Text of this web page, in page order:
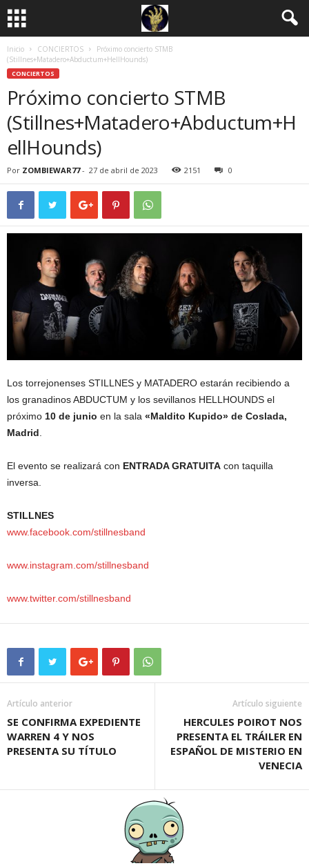
Inicio CONCIERTOS
Próximo concierto STMB
(Stillnes+Matadero+Abductum+HellHounds)
CONCIERTOS
Próximo concierto STMB
(Stillnes+Matadero+Abductum+H
ellHounds)
Por ZOMBIEWAR77- 27 de abril de 2023 2151 0
Los torrejonenses STILLNES y MATADERO estarán recibiendo a
los granadinos ABDUCTUM y los sevillanos HELLHOUNDS el
próximo 10 de junio en la sala «Maldito Kupido» de Coslada,
Madrid
El evento se realizará con ENTRADA GRATUITA con taquilla
inversa.
STILLNES
www.facebook.com/stillnesband
www.instagram.com/stillnesband
www.twitter.com/stillnesband
Artículo anterior
SE CONFIRMA EXPEDIENTE
WARREN 4 Y NOS
PRESENTA SU TÍTULO
Artículo siguiente
HERCULES POIROT NOS
PRESENTA EL TRÁILER EN
ESPAÑOL DE MISTERIO EN
VENECIA